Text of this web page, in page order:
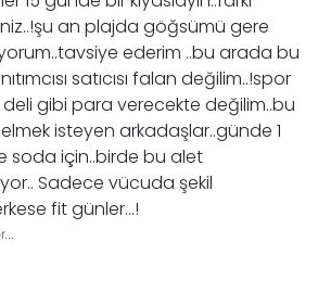
an plajda göğsümü gere
ederim ..bu arada bu
satıcısı falan değilim..!spor
gibi para verecekte değilim..bu
isteyen arkadaşlar..günde 1
soda için..birde bu alet
Sadece vücuda şekil
fit günler…!